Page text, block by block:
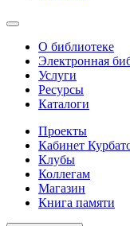
О библиотеке
Электронная
Услуги
Ресурсы
Каталоги
Проекты
Кабинет
Клубы
Коллегам
Магазин
Книга памяти